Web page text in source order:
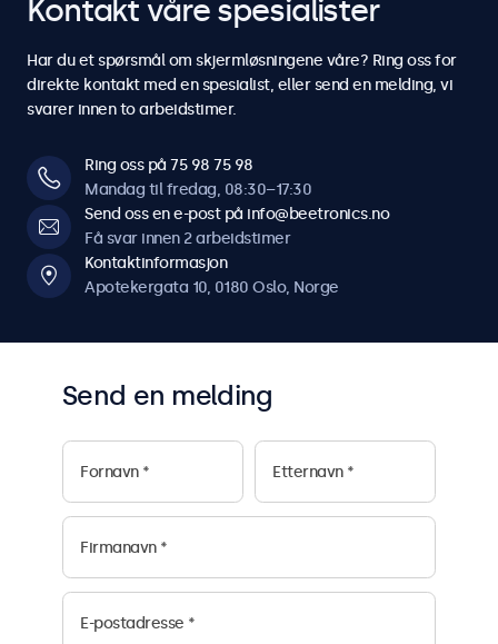
8
9
0
8
9
0
8
9
0
8
9
0
8
9
0
6
7
8
9
0
6
7
8
9
0
6
7
8
9
0
6
7
8
9
0
6
7
8
9
0
6
7
8
9
0
6
7
8
9
0
5
6
7
8
9
5
6
7
8
9
0
Kontakt våre spesialister
Har du et spørsmål om skjermløsningene våre? Ring oss for
direkte kontakt med en spesialist, eller send en melding, vi
svarer innen to arbeidstimer.
Ring oss på 75 98 75 98
Mandag til fredag, 08:30–17:30
Send oss en e-post på info@beetronics.no
Få svar innen 2 arbeidstimer
Kontaktinformasjon
Apotekergata 10, 0180 Oslo, Norge
Send en melding